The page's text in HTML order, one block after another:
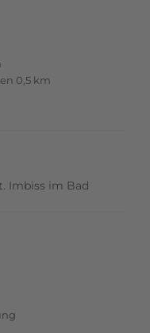
0,5 km
Imbiss im Bad